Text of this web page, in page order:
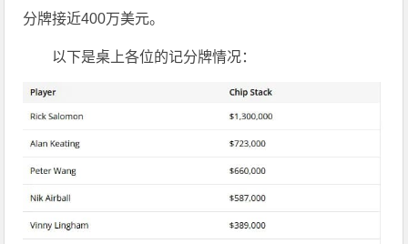
分牌接近400万美元。
以下是桌上各位的记分牌情况：